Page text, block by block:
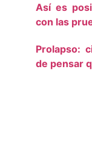
Así es
con las
Prolapso:
de pensar